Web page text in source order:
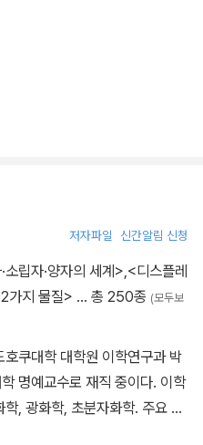
이해하도록 돕는다.
저자파일 신간알림 신청
립자·양자의 세계> <디스플레
가지 물질> … 총 250종 (모두보
쿠대학 대학원 이학연구과 박
명예교수로 재직 중이다. 이학
, 광화학, 초분자화학. 주요 저